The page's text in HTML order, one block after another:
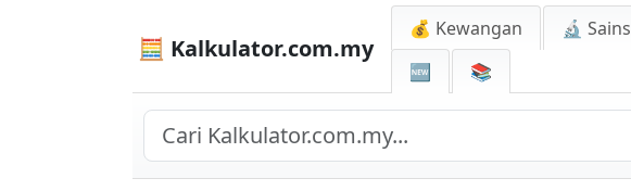
🧮 Kalkulator.com.my
💰 Kewangan 🔬 Sains
🆕
📚